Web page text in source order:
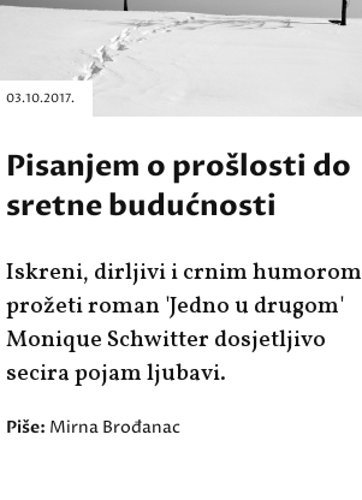
03.10.2017.
Pisanjem o prošlosti do
sretne budućnosti
Iskreni, dirljivi i crnim humorom
prožeti roman 'Jedno u drugom'
Monique Schwitter dosjetljivo
secira pojam ljubavi.
Piše: Mirna Brođanac